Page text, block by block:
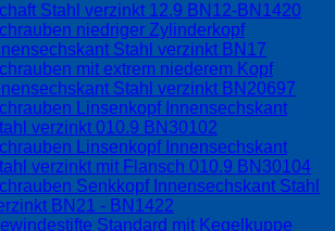
Stahl verzinkt 12.9 BN12-BN1420
niedriger Zylinderkopf
Stahl verzinkt BN17
mit extrem niederem Kopf
Stahl verzinkt BN20697
Linsenkopf Innensechskant
verzinkt 010.9 BN30102
Linsenkopf Innensechskant
verzinkt mit Flansch 010.9 BN30104
Senkkopf Innensechskant Stahl
BN21 - BN1422
Standard mit Kegelkuppe